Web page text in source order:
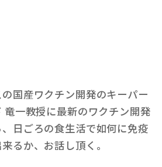
国産ワクチン開発のキーパー
竜一教授に最新のワクチン開発
日ごろの食生活で如何に免疫
るか、お話し頂く。